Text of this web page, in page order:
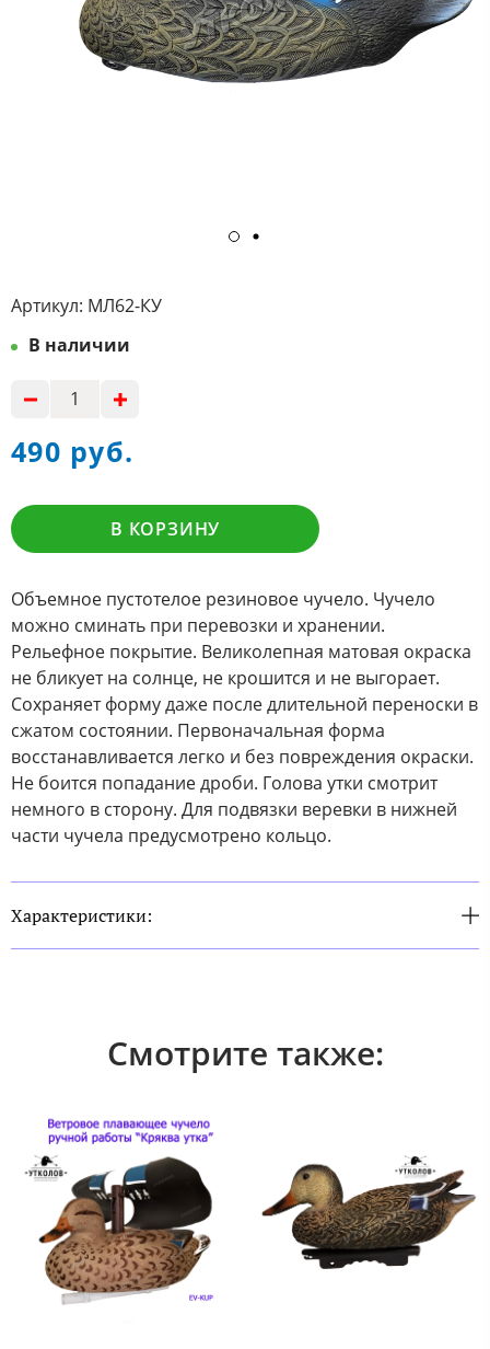
Артикул: МЛ62-КУ
В наличии
490 руб.
В КОРЗИНУ
Объемное пустотелое резиновое чучело. Чучело
можно сминать при перевозки и хранении.
Рельефное покрытие. Великолепная матовая окраска
не бликует на солнце, не крошится и не выгорает.
Сохраняет форму даже после длительной переноски в
сжатом состоянии. Первоначальная форма
восстанавливается легко и без повреждения окраски.
Не боится попадание дроби. Голова утки смотрит
немного в сторону. Для подвязки веревки в нижней
части чучела предусмотрено кольцо.
Характеристики:
Смотрите также: